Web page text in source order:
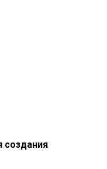
создания